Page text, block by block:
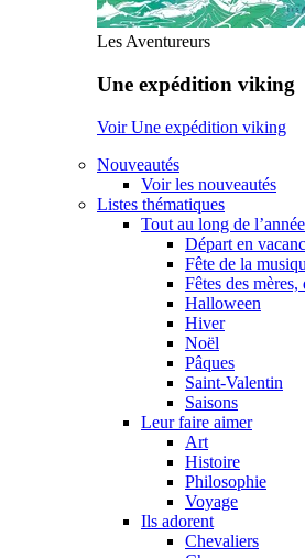
Les Aventureurs
Une expédition viking
Voir Une expédition viking
Nouveautés
Voir les nouveautés
Listes thématiques
Tout au long de l’année
Départ en
Fête de la
Fêtes des
Halloween
Hiver
Noël
Pâques
Saint-Valentin
Saisons
Leur faire aimer
Art
Histoire
Philosophie
Voyage
Ils adorent
Chevaliers